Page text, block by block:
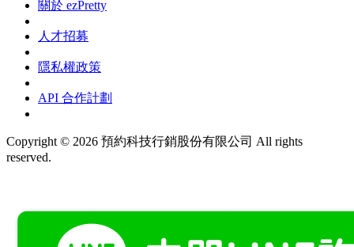
關於 ezPretty
人才招募
隱私權政策
API 合作計劃
Copyright © 2026 預約科技行銷股份有限公司 All rights
reserved.